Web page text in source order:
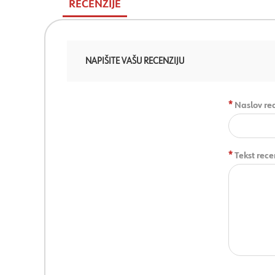
RECENZIJE
NAPIŠITE VAŠU RECENZIJU
Naslov
*
Tekst
*